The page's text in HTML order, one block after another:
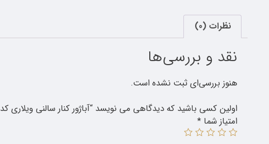
نظرات (0)
نقد و بررسی‌ها
هنوز بررسی‌ای ثبت نشده است.
اولین کسی باشید که دیدگاهی می نویسد “آباژور کنار سالنی ویلاری کد ۱۴۳۸”
امتیاز شما *